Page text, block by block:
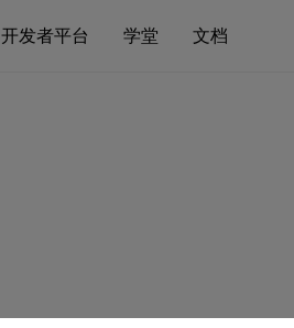
开发者平台 学堂 文档